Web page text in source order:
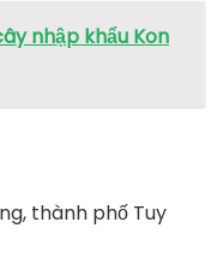
nhập khẩu Kon
thành phố Tuy